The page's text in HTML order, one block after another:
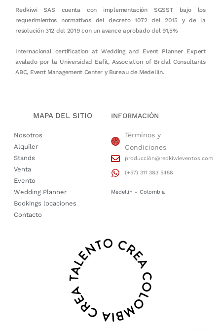
Redkiwi SAS cuenta con implementación SGSST bajo los
requerimientos normativos del decreto 1072 del 2015 y de la
resolución 312 del 2019 con un avance aprobado del 91,5%
Internacional certification at Wedding and Event Planner Expert
avalado por la Universidad Eafit, Association of Bridal Consultants
ABC, Event Management Center y Bureau de Medellín.
MAPA DEL SITIO
Nosotros
Alquiler
Stands
Venta
Evento
Wedding Planner
Bookings locaciones
Contacto
INFORMACIÓN
Términos y
Condiciones
producción@redkiwieventos.com
(+57) 311 383 5458
Medellin - Colombia